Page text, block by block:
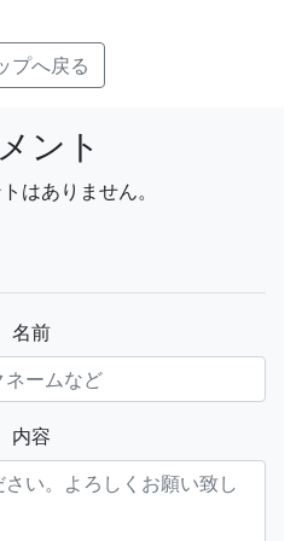
プへ戻る
ント
はありません。
名前
内容